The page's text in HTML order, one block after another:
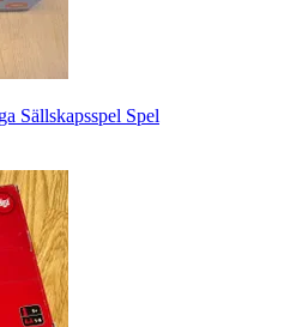
Sällskapsspel Spel